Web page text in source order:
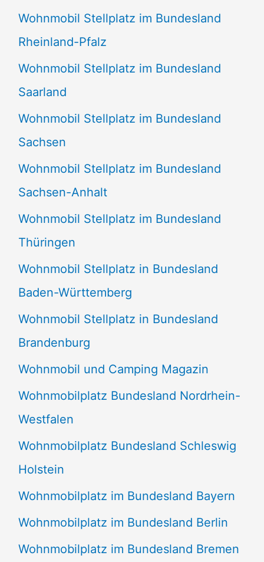
Wohnmobil Stellplatz im Bundesland
Rheinland-Pfalz
Wohnmobil Stellplatz im Bundesland
Saarland
Wohnmobil Stellplatz im Bundesland
Sachsen
Wohnmobil Stellplatz im Bundesland
Sachsen-Anhalt
Wohnmobil Stellplatz im Bundesland
Thüringen
Wohnmobil Stellplatz in Bundesland
Baden-Württemberg
Wohnmobil Stellplatz in Bundesland
Brandenburg
Wohnmobil und Camping Magazin
Wohnmobilplatz Bundesland Nordrhein-
Westfalen
Wohnmobilplatz Bundesland Schleswig
Holstein
Wohnmobilplatz im Bundesland Bayern
Wohnmobilplatz im Bundesland Berlin
Wohnmobilplatz im Bundesland Bremen